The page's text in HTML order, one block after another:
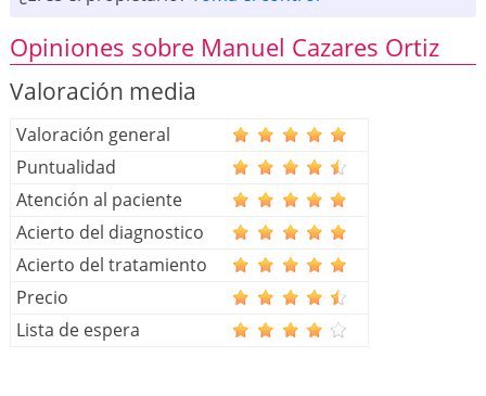
Opiniones sobre Manuel Cazares Ortiz
Valoración media
Valoración general
Puntualidad
Atención al paciente
Acierto del diagnostico
Acierto del tratamiento
Precio
Lista de espera